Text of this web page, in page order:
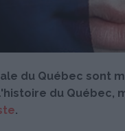
du Québec sont
du Québec,
.